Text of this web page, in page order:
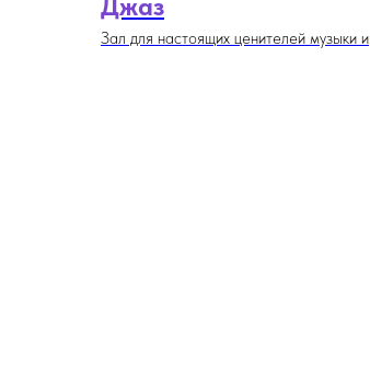
Зал для настоящих ценителей музыки и